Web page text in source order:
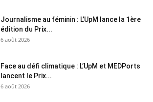
Journalisme au féminin : L’UpM lance la 1ère
édition du Prix...
6 août 2026
Face au défi climatique : L’UpM et MEDPorts
lancent le Prix...
6 août 2026